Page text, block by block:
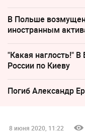
В Польше
иностранным
"Какая наглость!"
России по Киеву
Погиб Александр
8 июня 2020, 11:22